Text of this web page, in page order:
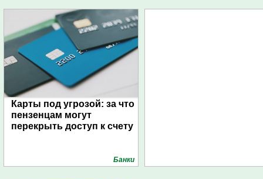
Карты под угрозой: за что
пензенцам могут
перекрыть доступ к счету
Банки